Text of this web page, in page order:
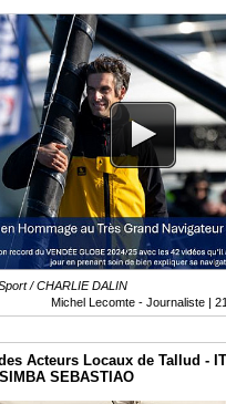
/ CHARLIE DALIN
Michel Lecomte - Journaliste |
Acteurs Locaux de Tallud -
SEBASTIAO